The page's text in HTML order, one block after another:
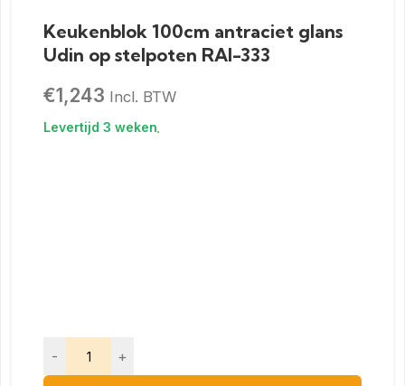
Keukenblok 100cm antraciet glans
Udin op stelpoten RAI-333
€1,243 Incl. BTW
- +